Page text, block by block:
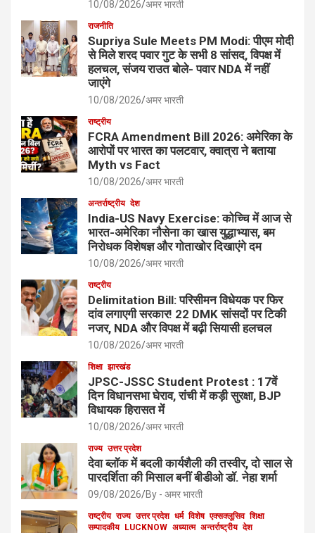
10/08/2026 अमर भारती
राजनीति
Supriya Sule Meets PM Modi: पीएम मोदी
से मिले शरद पवार गुट के सभी 8 सांसद, विपक्ष में
हलचल, संजय राउत बोले- पवार NDA में नहीं
जाएंगे
10/08/2026 अमर भारती
राष्ट्रीय
FCRA Amendment Bill 2026: अमेरिका के
आरोपों पर भारत का पलटवार, क्वात्रा ने बताया
Myth vs Fact
10/08/2026 अमर भारती
अन्तर्राष्ट्रीय देश
India-US Navy Exercise: कोच्चि में आज से
भारत-अमेरिका नौसेना का खास युद्धाभ्यास, बम
निरोधक विशेषज्ञ और गोताखोर दिखाएंगे दम
10/08/2026 अमर भारती
राष्ट्रीय
Delimitation Bill: परिसीमन विधेयक पर फिर
दांव लगाएगी सरकार! 22 DMK सांसदों पर टिकी
नजर, NDA और विपक्ष में बढ़ी सियासी हलचल
10/08/2026 अमर भारती
शिक्षा झारखंड
JPSC-JSSC Student Protest : 17वें
दिन विधानसभा घेराव, रांची में कड़ी सुरक्षा, BJP
विधायक हिरासत में
10/08/2026 अमर भारती
राज्य उत्तर प्रदेश
देवा ब्लॉक में बदली कार्यशैली की तस्वीर, दो साल से
पारदर्शिता की मिसाल बनीं बीडीओ डॉ. नेहा शर्मा
09/08/2026 By - अमर भारती
राष्ट्रीय राज्य उत्तर प्रदेश धर्म विशेष एक्सक्लूसिव शिक्षा
सम्पादकीय LUCKNOW अध्यात्म अन्तर्राष्ट्रीय देश